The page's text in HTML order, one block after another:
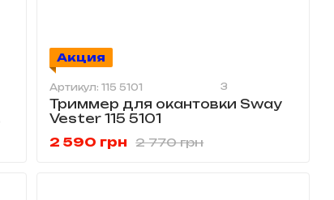
Акция
Артикул: 115 5101 3
Триммер для окантовки Sway
Vester 115 5101
2 770 грн
2 590 грн